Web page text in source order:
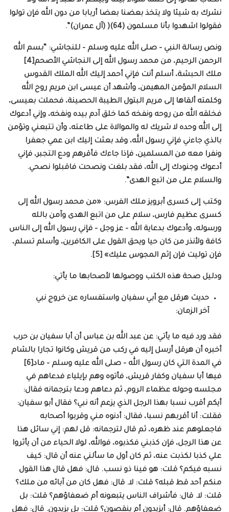
نشرك به شيئا ولا يتخذ بعضنا بعضا أربابا من دون الله فإن تولوا
فقولوا اشهدوا بأنا مسلمون (64)( (آل عمران)”.
ونص رسالة النبي – صلى الله عليه وسلم – للنجاشي: “بسم الله
الرحمن الرحيم، من محمد رسول الله إلى النجاشي الأصحم[4]
ملك الحبشة، أسلم أنت فإني أحمد إليك الله الملك القدوس
السلام المؤمن المهيمن، وأشهد أن عيسى ابن مريم روح الله
وكلمته ألقاها إلى مريم البتول الطيبة الحصينة، فحملت بعيسى،
فخلقه الله من روحه ونفخه كما خلق آدم بيده ونفخه، وإني أدعوك
إلى الله وحده لا شريك له والموالاة على طاعته، وأن تتبعني وتؤمن
بالذي جاءني فإني رسول الله، وقد بعثت إليك ابن عمي جعفرا
ونفرا معه من المسلمين، فإذا جاءك فأقرهم ودع التجبر، فإني
أدعوك وجنودك إلى الله، فقد بلغت ونصحت فاقبلوا نصحي.
والسلام على من اتبع الهدى”.
وكتب إلى كسرى أبرويز ملك الفرس: «من محمد رسول الله إلى
كسرى عظيم فارس، سلام على من اتبع الهدى وآمن بالله
ورسوله، وأدعوك بدعاية الله – عز وجل – فإني رسول الله إلى الناس
كافة ولأنذر من كان حيا ويحق القول على الكافرين، وأسلم تسلم،
فإن توليت فإن إثم المجوس عليك» [5].
ودليل صحة هذه الكتب ووصولها لأصحابها ما يأتي:
حديث هرقل مع أبي سفيان واستفساره عن خروج نبي
آخر الزمان:
فقد ورد فيه ما يأتي: عن عبد الله بن عباس أن أبا سفيان بن حرب
أخبره أن هرقل أرسل إليه في ركب من قريش وكانوا تجارا بالشام
في المدة التي كان رسول الله – صلى الله عليه وسلم – ماد[6]
فيها أبا سفيان وكفار قريش، فأتوه وهم بإيلياء فدعاهم في
مجلسه وحوله عظماء الروم، ثم دعاهم ودعا بترجمانه فقال:
أيكم أقرب نسبا بهذا الرجل الذي يزعم أنه نبي؟ فقال أبو سفيان:
فقلت: أنا أقربهم نسبا، فقال: أدنوه مني وقربوا أصحابه
فاجعلوهم عند ظهره، ثم قال لترجمانه: قل لهم: إني سائل هذا
عن هذا الرجل، فإن كذبني فكذبوه، فوالله، لولا الحياء من أن يأثروا
علي كذبا لكذبت عنه، ثم كان أول ما سألني عنه أن قال: كيف
نسبه فيكم؟ قلت: هو فينا ذو نسب. قال: فهل قال هذا القول
منكم أحد قط قبله؟ قلت: لا. قال: فهل كان من آبائه من ملك؟
قلت: لا. قال: فأشراف الناس يتبعونه أم ضعفاؤهم؟ قلت: بل
ضعفاؤهم. قال: أيزيدون أم ينقصون؟ قلت: بل يزيدون. قال: فهل